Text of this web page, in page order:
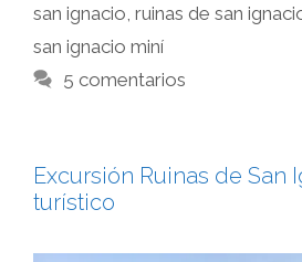
san ignacio ruinas de san
san ignacio miní
5 comentarios
Excursión Ruinas de San
turístico